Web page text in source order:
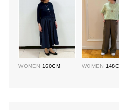
WOMEN 160CM WOMEN